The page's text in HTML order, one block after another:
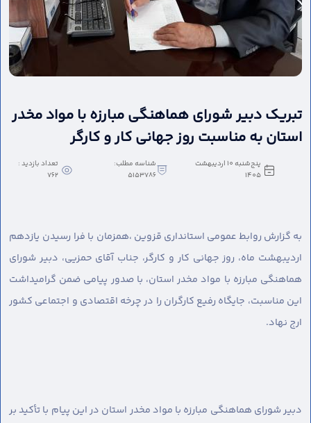
تبریک دبیر شورای هماهنگی مبارزه با مواد مخدر
استان به مناسبت روز جهانی کار و کارگر
پنج‌شنبه 10 اردیبهشت
1405
شناسه مطلب:
5153786
تعداد بازدید :
762
به گزارش روابط عمومی استانداری قزوین ،همزمان با فرا رسیدن یازدهم
اردیبهشت ماه، روز جهانی کار و کارگر، جناب آقای حمزیی، دبیر شورای
هماهنگی مبارزه با مواد مخدر استان، با صدور پیامی ضمن گرامیداشت
این مناسبت، جایگاه رفیع کارگران را در چرخه اقتصادی و اجتماعی کشور
ارج نهاد.
دبیر شورای هماهنگی مبارزه با مواد مخدر استان در این پیام با تأکید بر